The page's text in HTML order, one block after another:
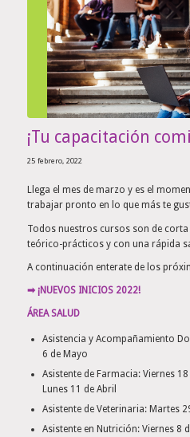
¡Tu capacitación
25 febrero, 2022
Llega el mes de marzo y es el
trabajar pronto en lo que más te
Todos nuestros cursos son de
teórico-prácticos y con una rápida
A continuación enterate de los
➡ ¡NUEVOS INICIOS 2022!
ÁREA SALUD
Asistencia y Acompañamiento
6 de Mayo
Asistente de Farmacia: Viernes
Lunes 11 de Abril
Asistente de Veterinaria: Martes
Asistente en Nutrición: Viernes 8